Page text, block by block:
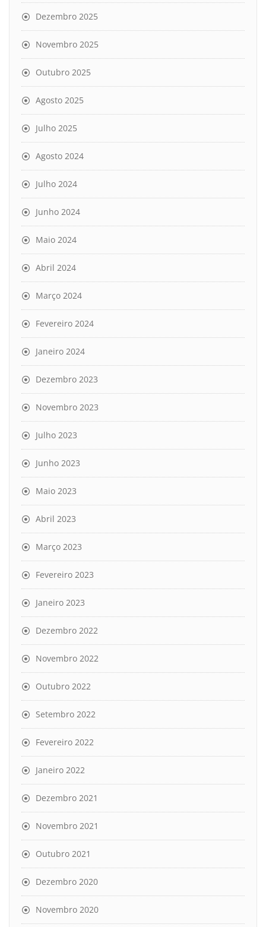
Dezembro 2025
Novembro 2025
Outubro 2025
Agosto 2025
Julho 2025
Agosto 2024
Julho 2024
Junho 2024
Maio 2024
Abril 2024
Março 2024
Fevereiro 2024
Janeiro 2024
Dezembro 2023
Novembro 2023
Julho 2023
Junho 2023
Maio 2023
Abril 2023
Março 2023
Fevereiro 2023
Janeiro 2023
Dezembro 2022
Novembro 2022
Outubro 2022
Setembro 2022
Fevereiro 2022
Janeiro 2022
Dezembro 2021
Novembro 2021
Outubro 2021
Dezembro 2020
Novembro 2020